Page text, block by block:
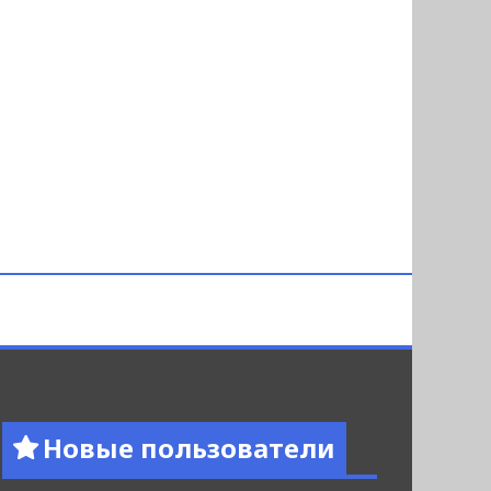
Новые пользователи